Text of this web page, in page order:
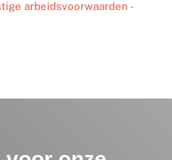
arbeidsvoorwaarden -